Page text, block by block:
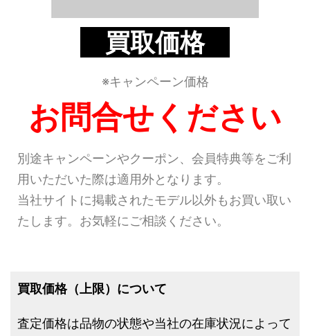
買取価格
※キャンペーン価格
お問合せください
別途キャンペーンやクーポン、会員特典等をご利
用いただいた際は適用外となります。
当社サイトに掲載されたモデル以外もお買い取い
たします。お気軽にご相談ください。
買取価格（上限）について
査定価格は品物の状態や当社の在庫状況によって